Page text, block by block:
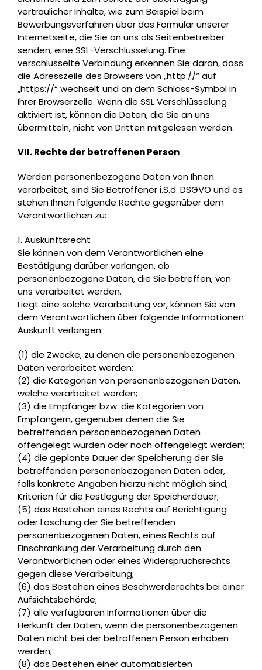
vertraulicher Inhalte, wie zum Beispiel beim
Bewerbungsverfahren über das Formular unserer
Internetseite, die Sie an uns als Seitenbetreiber
senden, eine SSL-Verschlüsselung. Eine
verschlüsselte Verbindung erkennen Sie daran, dass
die Adresszeile des Browsers von „http://“ auf
„https://“ wechselt und an dem Schloss-Symbol in
Ihrer Browserzeile. Wenn die SSL Verschlüsselung
aktiviert ist, können die Daten, die Sie an uns
übermitteln, nicht von Dritten mitgelesen werden.
VII. Rechte der betroffenen Person
Werden personenbezogene Daten von Ihnen
verarbeitet, sind Sie Betroffener i.S.d. DSGVO und es
stehen Ihnen folgende Rechte gegenüber dem
Verantwortlichen zu:
1. Auskunftsrecht
Sie können von dem Verantwortlichen eine
Bestätigung darüber verlangen, ob
personenbezogene Daten, die Sie betreffen, von
uns verarbeitet werden.
Liegt eine solche Verarbeitung vor, können Sie von
dem Verantwortlichen über folgende Informationen
Auskunft verlangen:
(1) die Zwecke, zu denen die personenbezogenen
Daten verarbeitet werden;
(2) die Kategorien von personenbezogenen Daten,
welche verarbeitet werden;
(3) die Empfänger bzw. die Kategorien von
Empfängern, gegenüber denen die Sie
betreffenden personenbezogenen Daten
offengelegt wurden oder noch offengelegt werden;
(4) die geplante Dauer der Speicherung der Sie
betreffenden personenbezogenen Daten oder,
falls konkrete Angaben hierzu nicht möglich sind,
Kriterien für die Festlegung der Speicherdauer;
(5) das Bestehen eines Rechts auf Berichtigung
oder Löschung der Sie betreffenden
personenbezogenen Daten, eines Rechts auf
Einschränkung der Verarbeitung durch den
Verantwortlichen oder eines Widerspruchsrechts
gegen diese Verarbeitung;
(6) das Bestehen eines Beschwerderechts bei einer
Aufsichtsbehörde;
(7) alle verfügbaren Informationen über die
Herkunft der Daten, wenn die personenbezogenen
Daten nicht bei der betroffenen Person erhoben
werden;
(8) das Bestehen einer automatisierten